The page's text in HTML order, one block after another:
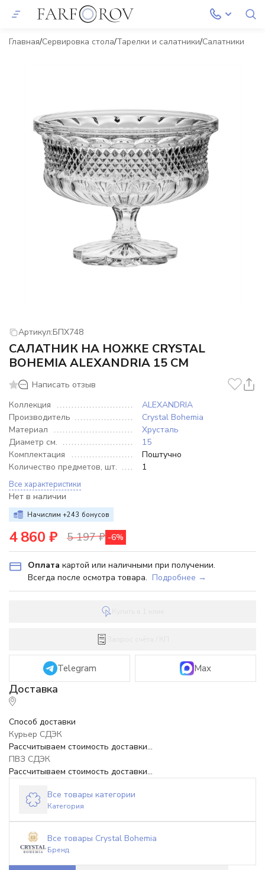
Главная Сервировка стола Тарелки и салатники Салатники
Артикул:БПХ748
САЛАТНИК НА НОЖКЕ CRYSTAL
BOHEMIA ALEXANDRIA 15 СМ
Написать отзыв
Коллекция
ALEXANDRIA
Производитель
Crystal Bohemia
Материал
Хрусталь
Диаметр см.
15
Комплектация
Поштучно
Количество предметов, шт.
1
Все характеристики
Нет в наличии
Начислим +243 бонусов
4 860 ₽ 5 197₽ -6%
Оплата картой или наличными при получении.
Всегда после осмотра товара. Подробнее →
Telegram Max
Способ доставки
Курьер СДЭК
Рассчитываем стоимость доставки...
ПВЗ СДЭК
Рассчитываем стоимость доставки...
Все товары категории
Категория
Все товары Crystal Bohemia
Бренд